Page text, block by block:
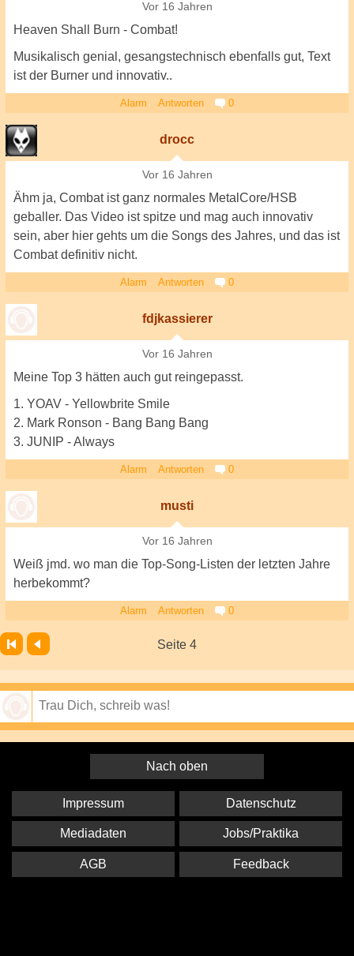
Vor 16 Jahren
Heaven Shall Burn - Combat!
Musikalisch genial, gesangstechnisch ebenfalls gut, Text
ist der Burner und innovativ..
Alarm Antworten 0
drocc
Vor 16 Jahren
Ähm ja, Combat ist ganz normales MetalCore/HSB
geballer. Das Video ist spitze und mag auch innovativ
sein, aber hier gehts um die Songs des Jahres, und das ist
Combat definitiv nicht.
Alarm Antworten 0
fdjkassierer
Vor 16 Jahren
Meine Top 3 hätten auch gut reingepasst.
1. YOAV - Yellowbrite Smile
2. Mark Ronson - Bang Bang Bang
3. JUNIP - Always
Alarm Antworten 0
musti
Vor 16 Jahren
Weiß jmd. wo man die Top-Song-Listen der letzten Jahre
herbekommt?
Alarm Antworten 0
Seite 4
Nach oben
Impressum Datenschutz
Mediadaten Jobs/Praktika
AGB Feedback